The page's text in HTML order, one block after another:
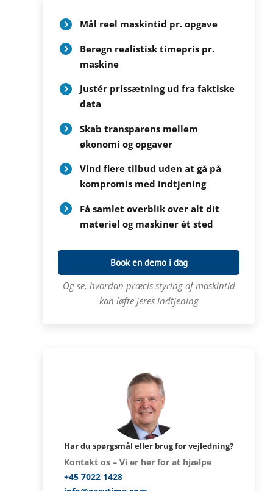
Mål reel maskintid pr. opgave
Beregn realistisk timepris pr.
maskine
Justér prissætning ud fra faktiske
data
Skab transparens mellem
økonomi og opgaver
Vind flere tilbud uden at gå på
kompromis med indtjening
Få samlet overblik over alt dit
materiel og maskiner ét sted
Book en demo i dag
Og se, hvordan præcis styring af maskintid
kan løfte jeres indtjening
Har du spørgsmål eller brug for vejledning?
Kontakt os – Vi er her for at hjælpe
+45 7022 1428